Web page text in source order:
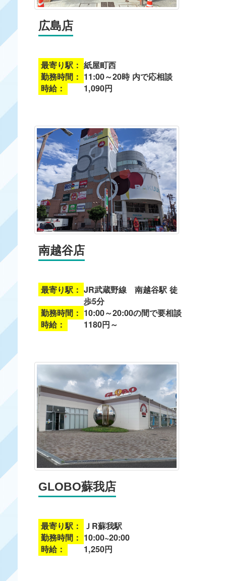
広島店
最寄り駅： 紙屋町西
勤務時間： 11:00～20時 内で応相談
時給：
1,090円
南越谷店
最寄り駅： JR武蔵野線 南越谷駅 徒
歩5分
勤務時間： 10:00～20:00の間で要相談
時給：
1180円～
GLOBO蘇我店
最寄り駅：
ＪR蘇我駅
勤務時間： 10:00~20:00
時給：
1,250円